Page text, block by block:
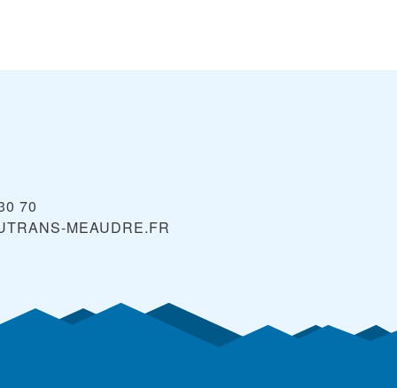
70
MEAUDRE.FR